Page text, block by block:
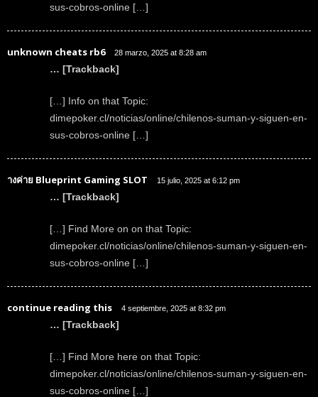
sus-cobros-online […]
unknown cheats rb6 28 marzo, 2025 at 8:28 am
… [Trackback]
[…] Info on that Topic:
dimepoker.cl/noticias/online/chilenos-suman-y-siguen-en-
sus-cobros-online […]
างค่าย Blueprint Gaming SLOT 15 julio, 2025 at 6:12 pm
… [Trackback]
[…] Find More on on that Topic:
dimepoker.cl/noticias/online/chilenos-suman-y-siguen-en-
sus-cobros-online […]
continue reading this 4 septiembre, 2025 at 8:32 pm
… [Trackback]
[…] Find More here on that Topic:
dimepoker.cl/noticias/online/chilenos-suman-y-siguen-en-
sus-cobros-online […]